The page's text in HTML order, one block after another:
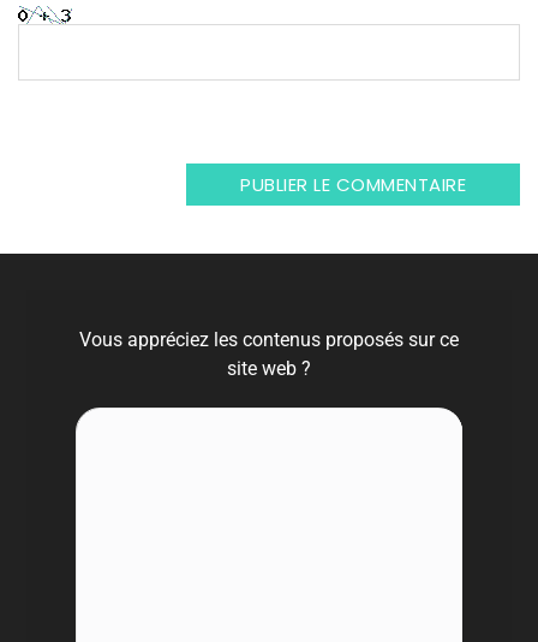
Vous appréciez les contenus proposés sur ce
site web ?